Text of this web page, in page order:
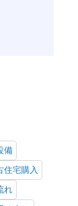
備
住宅購入
れ